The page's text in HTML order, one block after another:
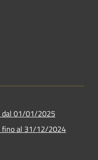
dal 01/01/2025
fino al 31/12/2024